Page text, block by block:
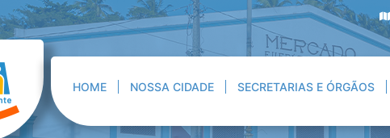
HOME NOSSA CIDADE SECRETARIAS E ÓRGÃOS